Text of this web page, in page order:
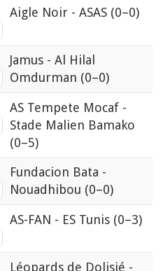
Aigle Noir - ASAS (0–0)
Jamus - Al Hilal
Omdurman (0–0)
AS Tempete Mocaf -
Stade Malien Bamako
(0–5)
Fundacion Bata -
Nouadhibou (0–0)
AS-FAN - ES Tunis (0–3)
Léopards de Dolisié -